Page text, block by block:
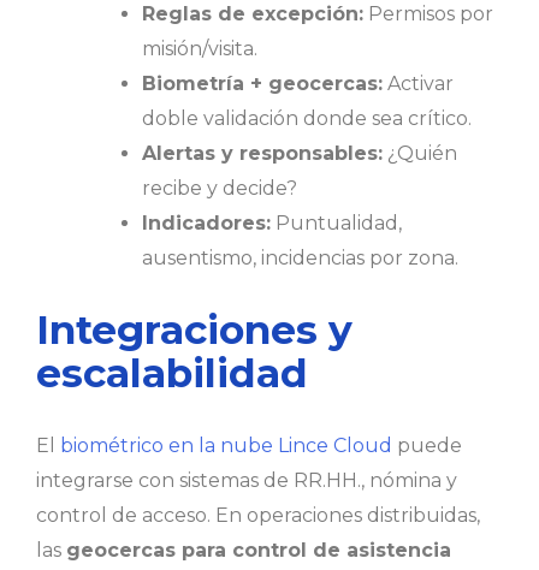
Reglas de excepción: Permisos por
misión/visita.
Biometría + geocercas: Activar
doble validación donde sea crítico.
Alertas y responsables: ¿Quién
recibe y decide?
Indicadores: Puntualidad,
ausentismo, incidencias por zona.
Integraciones y
escalabilidad
El biométrico en la nube Lince Cloud puede
integrarse con sistemas de RR.HH., nómina y
control de acceso. En operaciones distribuidas,
las geocercas para control de asistencia